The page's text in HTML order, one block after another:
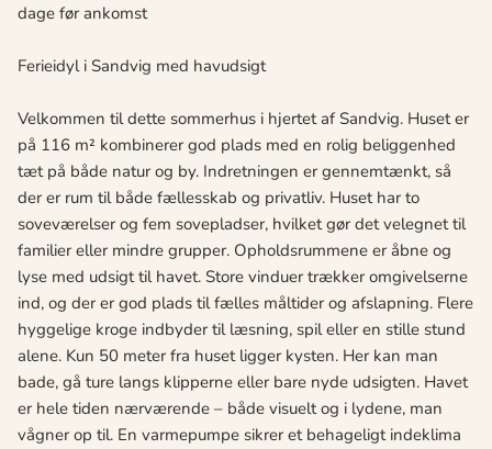
dage før ankomst
Ferieidyl i Sandvig med havudsigt
Velkommen til dette sommerhus i hjertet af Sandvig. Huset er
på 116 m² kombinerer god plads med en rolig beliggenhed
tæt på både natur og by. Indretningen er gennemtænkt, så
der er rum til både fællesskab og privatliv. Huset har to
soveværelser og fem sovepladser, hvilket gør det velegnet til
familier eller mindre grupper. Opholdsrummene er åbne og
lyse med udsigt til havet. Store vinduer trækker omgivelserne
ind, og der er god plads til fælles måltider og afslapning. Flere
hyggelige kroge indbyder til læsning, spil eller en stille stund
alene. Kun 50 meter fra huset ligger kysten. Her kan man
bade, gå ture langs klipperne eller bare nyde udsigten. Havet
er hele tiden nærværende – både visuelt og i lydene, man
vågner op til. En varmepumpe sikrer et behageligt indeklima